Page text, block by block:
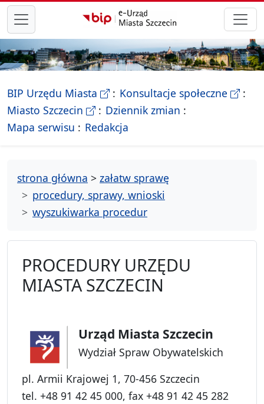
przejdź do głównego menu
BIP Urzędu Miasta - Biletyn Informacji Publicznej
Konsultacje społeczne-
Miasto Szczecin - Oficjalna strona Miasta Szczecin
Dziennik zmian
Mapa serwisu - drzewko rozdziałów
Redakcja
strona główna > załatw sprawę
procedury, sprawy, wnioski
wyszukiwarka procedur
PROCEDURY URZĘDU
MIASTA SZCZECIN
Urząd Miasta Szczecin
Wydział Spraw Obywatelskich
pl. Armii Krajowej 1, 70-456 Szczecin
tel. +48 91 42 45 000, fax +48 91 42 45 282